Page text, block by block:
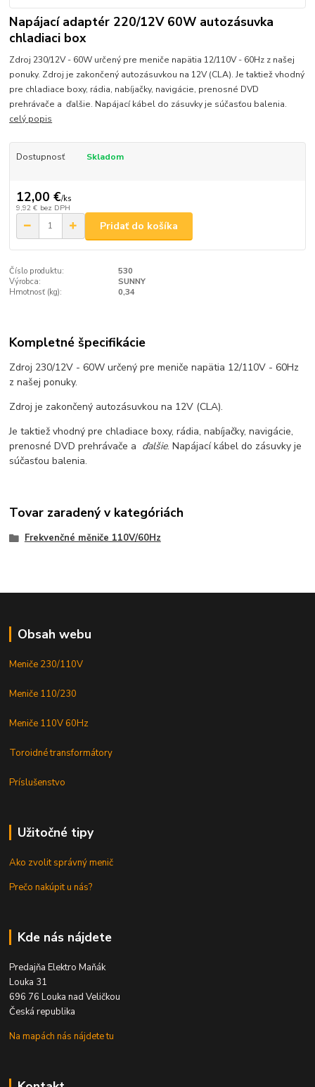
Napájací adaptér 220/12V 60W autozásuvka
chladiaci box
Zdroj 230/12V - 60W určený pre meniče napätia 12/110V - 60Hz z našej
ponuky. Zdroj je zakončený autozásuvkou na 12V (CLA). Je taktiež vhodný
pre chladiace boxy, rádia, nabíjačky, navigácie, prenosné DVD
prehrávače a ďalšie. Napájací kábel do zásuvky je súčasťou balenia.
celý popis
Dostupnosť Skladom
12,00 €/ks
9,92 € bez DPH
Pridať do košíka
Číslo produktu:
530
Výrobca:
SUNNY
Hmotnosť (kg):
0,34
Kompletné špecifikácie
Zdroj 230/12V - 60W určený pre meniče napätia 12/110V - 60Hz
z našej ponuky.
Zdroj je zakončený autozásuvkou na 12V (CLA).
Je taktiež vhodný pre chladiace boxy, rádia, nabíjačky, navigácie,
prenosné DVD prehrávače a ďalšie. Napájací kábel do zásuvky je
súčasťou balenia.
Tovar zaradený v kategóriách
Frekvenčné měniče 110V/60Hz
Obsah webu
Meniče 230/110V
Meniče 110/230
Meniče 110V 60Hz
Toroidné transformátory
Príslušenstvo
Užitočné tipy
Ako zvolit správný menič
Prečo nakúpit u nás?
Kde nás nájdete
Predajňa Elektro Maňák
Louka 31
696 76 Louka nad Veličkou
Česká republika
Na mapách nás nájdete tu